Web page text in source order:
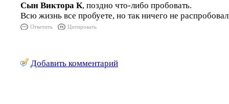
Сын Виктора К, поздно что-либо пробовать.
Всю жизнь все пробуете, но так ничего не
Ответить Цитировать
Добавить комментарий